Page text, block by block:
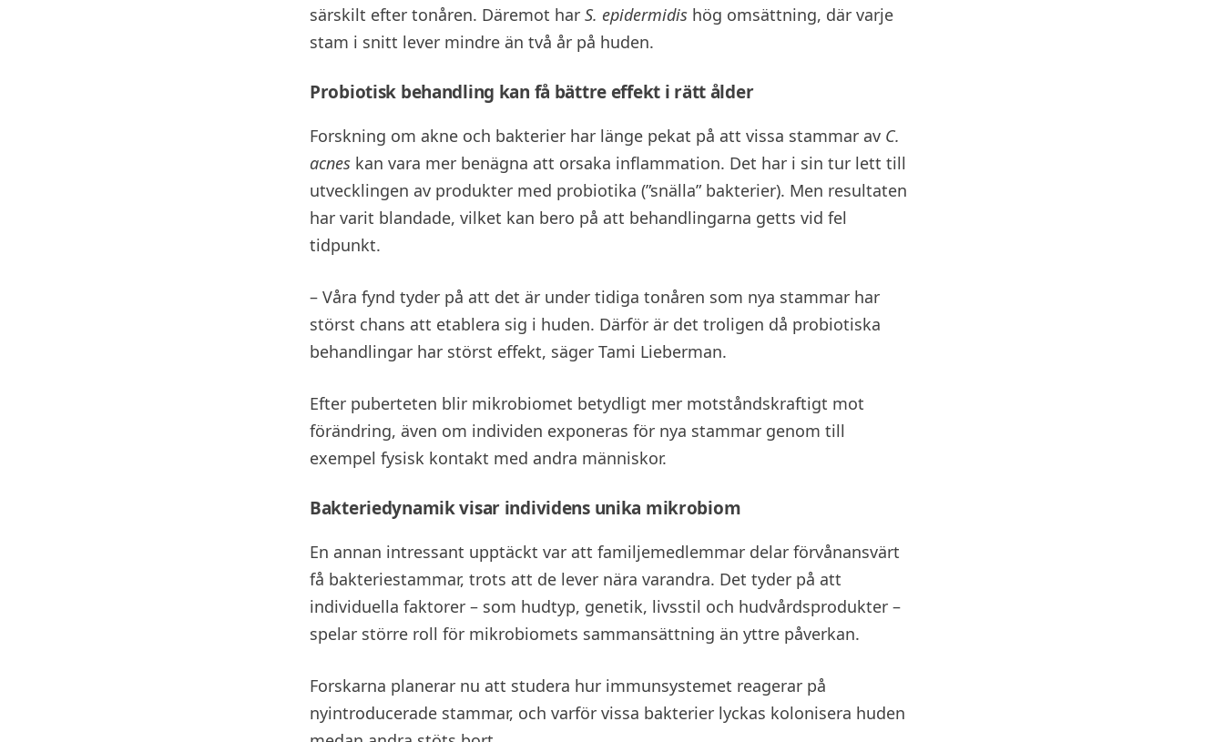
särskilt efter tonåren. Däremot har S. epidermidis hög omsättning, där varje
stam i snitt lever mindre än två år på huden.
Probiotisk behandling kan få bättre effekt i rätt ålder
Forskning om akne och bakterier har länge pekat på att vissa stammar av C.
acnes kan vara mer benägna att orsaka inflammation. Det har i sin tur lett till
utvecklingen av produkter med probiotika (”snälla” bakterier). Men resultaten
har varit blandade, vilket kan bero på att behandlingarna getts vid fel
tidpunkt.
– Våra fynd tyder på att det är under tidiga tonåren som nya stammar har
störst chans att etablera sig i huden. Därför är det troligen då probiotiska
behandlingar har störst effekt, säger Tami Lieberman.
Efter puberteten blir mikrobiomet betydligt mer motståndskraftigt mot
förändring, även om individen exponeras för nya stammar genom till
exempel fysisk kontakt med andra människor.
Bakteriedynamik visar individens unika mikrobiom
En annan intressant upptäckt var att familjemedlemmar delar förvånansvärt
få bakteriestammar, trots att de lever nära varandra. Det tyder på att
individuella faktorer – som hudtyp, genetik, livsstil och hudvårdsprodukter –
spelar större roll för mikrobiomets sammansättning än yttre påverkan.
Forskarna planerar nu att studera hur immunsystemet reagerar på
nyintroducerade stammar, och varför vissa bakterier lyckas kolonisera huden